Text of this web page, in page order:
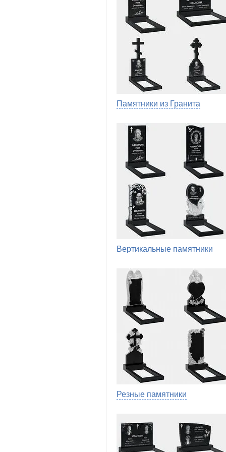
Памятники из Гранита
Вертикальные памятники
Резные памятники